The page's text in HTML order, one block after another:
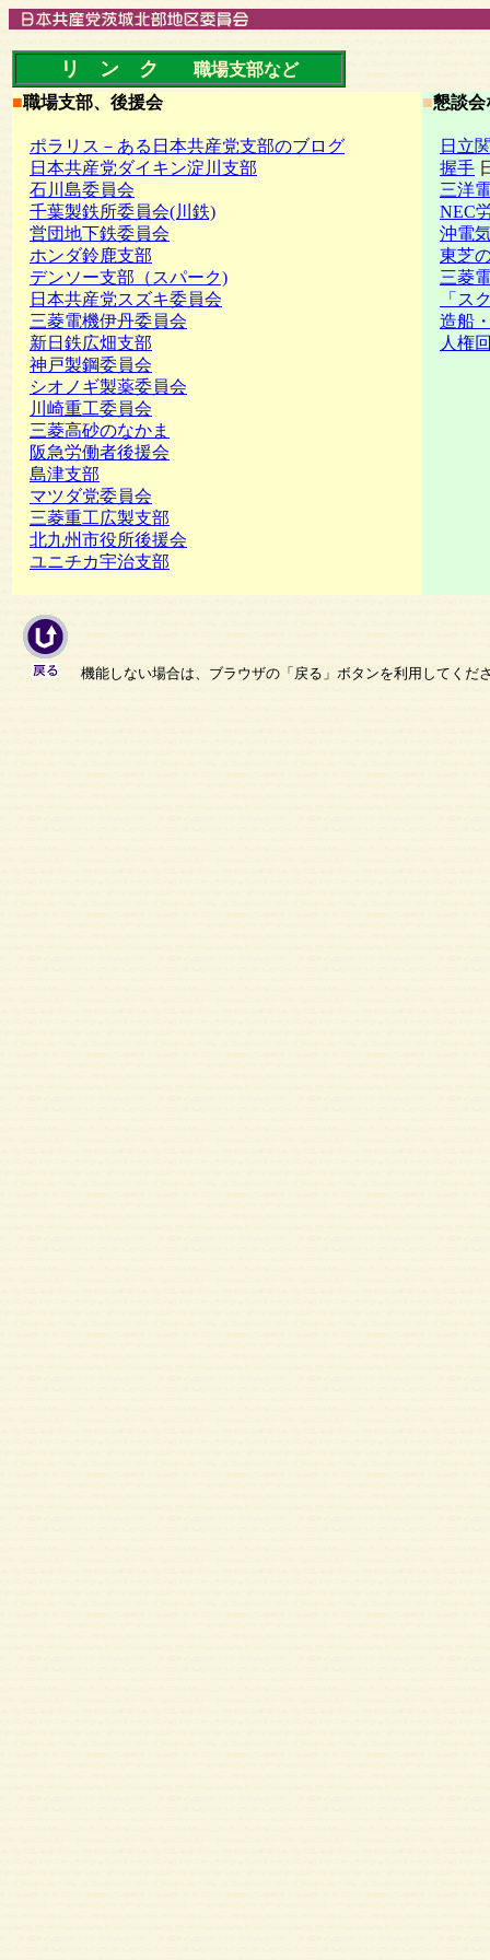
リ ン ク 職場支部など
■職場支部、後援会
ポラリス－ある日本共産党支部のブログ
日本共産党ダイキン淀川支部
石川島委員会
千葉製鉄所委員会(川鉄)
営団地下鉄委員会
ホンダ鈴鹿支部
デンソー支部（スパーク)
日本共産党スズキ委員会
三菱電機伊丹委員会
新日鉄広畑支部
神戸製鋼委員会
シオノギ製薬委員会
川崎重工委員会
三菱高砂のなかま
阪急労働者後援会
島津支部
マツダ党委員会
三菱重工広製支部
北九州市役所後援会
ユニチカ宇治支部
■懇談会
日立
握手
三洋
NEC
沖電
東芝
三菱
「ス
造船
人権
機能しない場合は、ブラウザの「戻る」ボタンを利用してくだ